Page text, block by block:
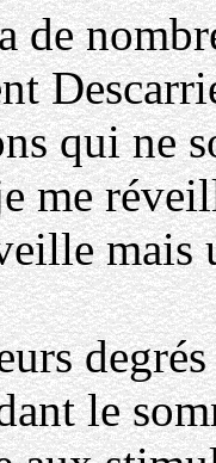
de
qui ne
me
mais
le